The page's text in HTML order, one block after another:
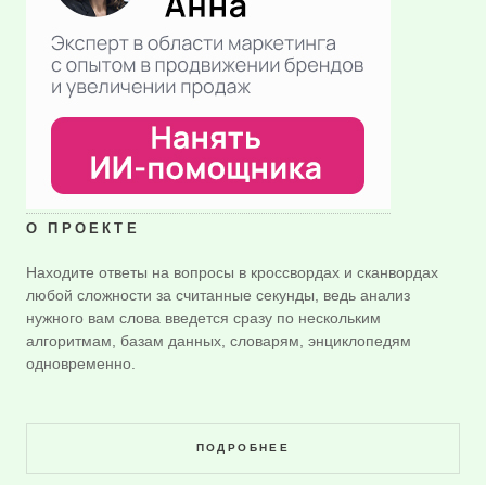
О ПРОЕКТЕ
Находите ответы на вопросы в кроссвордах и сканвордах
любой сложности за считанные секунды, ведь анализ
нужного вам слова введется сразу по нескольким
алгоритмам, базам данных, словарям, энциклопедям
одновременно.
ПОДРОБНЕЕ